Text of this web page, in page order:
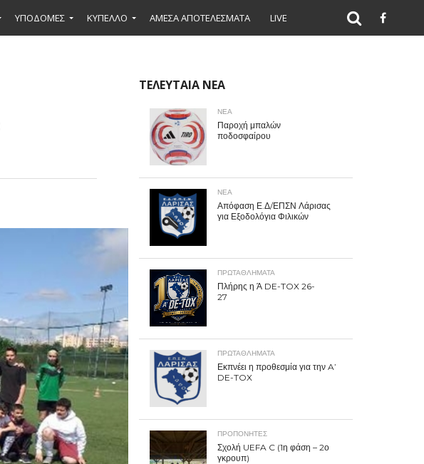
ΥΠΟΔΟΜΕΣ ΚΥΠΕΛΛΟ ΑΜΕΣΑ ΑΠΟΤΕΛΕΣΜΑΤΑ LIVE
ΤΕΛΕΥΤΑΙΑ ΝΕΑ
ΝΕΑ
Παροχή μπαλών
ποδοσφαίρου
ΝΕΑ
Απόφαση Ε.Δ/ΕΠΣΝ Λάρισας
για Εξοδολόγια Φιλικών
ΠΡΩΤΑΘΛΉΜΑΤΑ
Πλήρης η Ά DE-TOX 26-
27
ΠΡΩΤΑΘΛΉΜΑΤΑ
Εκπνέει η προθεσμία για την A’
DE-TOX
ΠΡΟΠΟΝΗΤΈΣ
Σχολή UEFA C (1η φάση – 2ο
γκρουπ)